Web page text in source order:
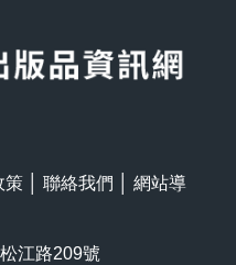
策 聯絡我們
網站導
江路209號